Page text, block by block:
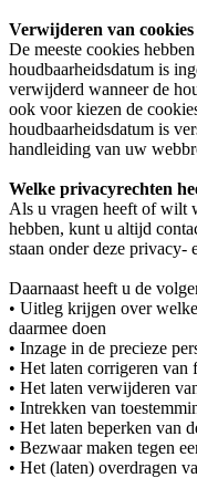
Verwijderen van cookies
De meeste cookies
houdbaarheidsdatum is
verwijderd wanneer de
ook voor kiezen de
houdbaarheidsdatum is
handleiding van uw
Welke privacyrechten
Als u vragen heeft of wilt
hebben, kunt u altijd
staan onder deze privacy-
Daarnaast heeft u de
• Uitleg krijgen over
daarmee doen
• Inzage in de precieze
• Het laten corrigeren van
• Het laten verwijderen
• Intrekken van
• Het laten beperken van
• Bezwaar maken tegen
• Het (laten) overdragen